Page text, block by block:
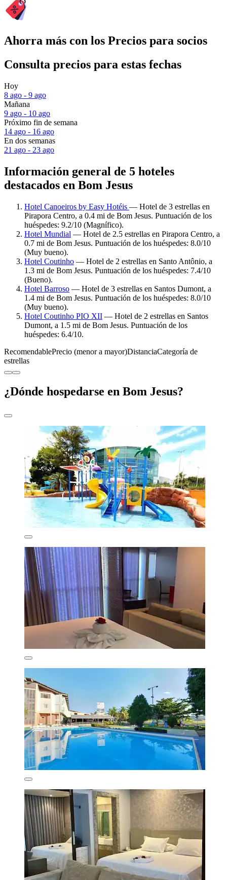
Ahorra más con los Precios para socios
Consulta precios para estas fechas
Hoy
8 ago - 9 ago
Mañana
9 ago - 10 ago
Próximo fin de semana
14 ago - 16 ago
En dos semanas
21 ago - 23 ago
Información general de 5 hoteles
destacados en Bom Jesus
Hotel Canoeiros by Easy Hotéis — Hotel de 3 estrellas en
Pirapora Centro, a 0.4 mi de Bom Jesus. Puntuación de los
huéspedes: 9.2/10 (Magnífico).
Hotel Mundial — Hotel de 2.5 estrellas en Pirapora Centro, a
0.7 mi de Bom Jesus. Puntuación de los huéspedes: 8.0/10
(Muy bueno).
Hotel Coutinho — Hotel de 2 estrellas en Santo Antônio, a
1.3 mi de Bom Jesus. Puntuación de los huéspedes: 7.4/10
(Bueno).
Hotel Barroso — Hotel de 3 estrellas en Santos Dumont, a
1.4 mi de Bom Jesus. Puntuación de los huéspedes: 8.0/10
(Muy bueno).
Hotel Coutinho PIO XII — Hotel de 2 estrellas en Santos
Dumont, a 1.5 mi de Bom Jesus. Puntuación de los
huéspedes: 6.4/10.
RecomendablePrecio (menor a mayor)DistanciaCategoría de
estrellas
¿Dónde hospedarse en Bom Jesus?